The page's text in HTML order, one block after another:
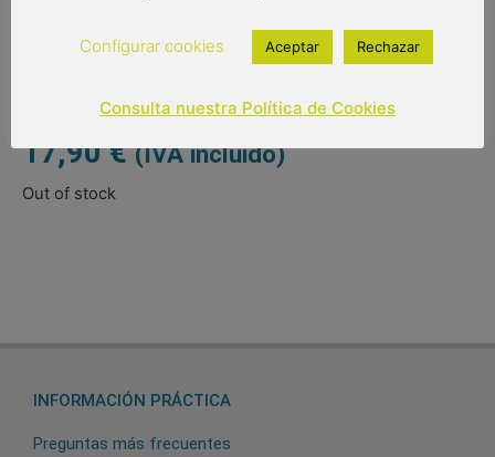
Paraguas de 8 varillas de 45 cm
17,90€ (IVA incluido)
Out of stock
INFORMACIÓN PRÁCTICA
Preguntas más frecuentes
Configurar cookies Aceptar Rechazar
Consulta nuestra Política de Cookies